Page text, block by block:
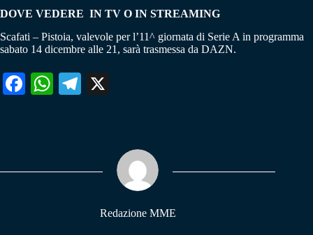
DOVE VEDERE IN TV O IN STREAMING
Scafati – Pistoia, valevole per l’11^ giornata di Serie A in programma
sabato 14 dicembre alle 21, sarà trasmessa da DAZN.
Fa W
pp
Te
m
Redazione MME